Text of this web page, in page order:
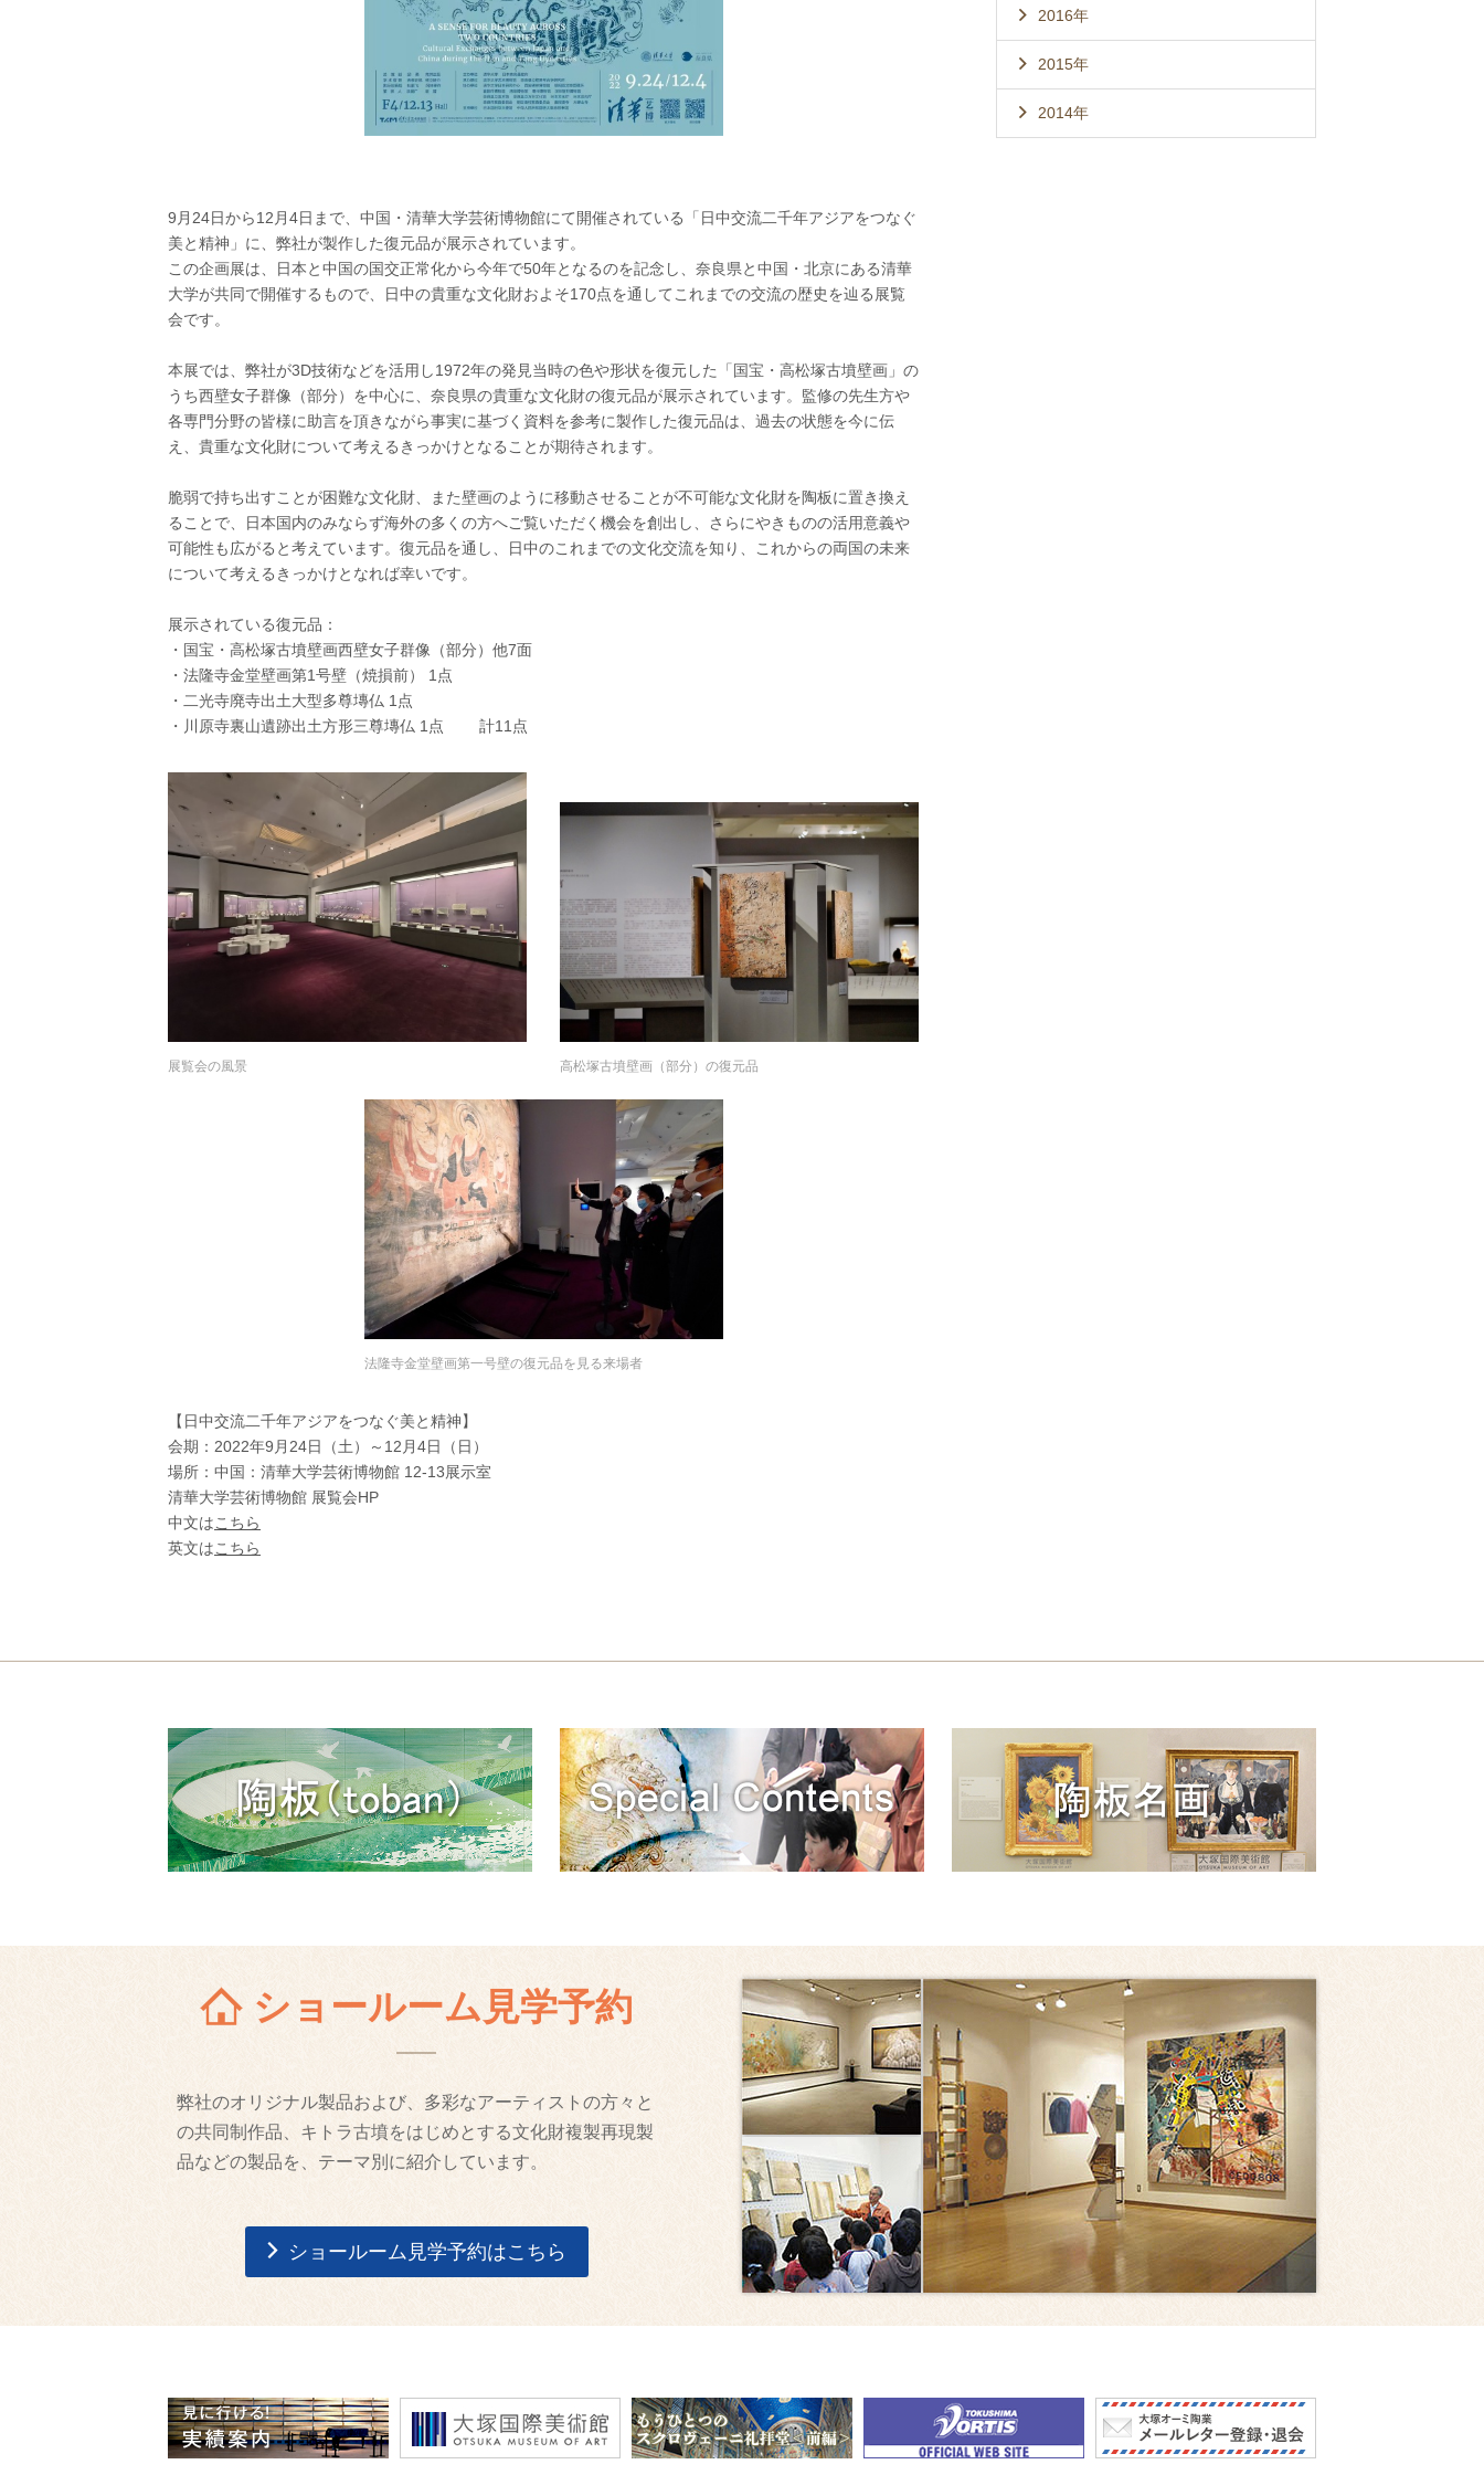
9月24日から12月4日まで、中国・清華大学芸術博物館にて開催されている「日中交流二千年アジアをつなぐ
美と精神」に、弊社が製作した復元品が展示されています。
この企画展は、日本と中国の国交正常化から今年で50年となるのを記念し、奈良県と中国・北京にある清華
大学が共同で開催するもので、日中の貴重な文化財およそ170点を通してこれまでの交流の歴史を辿る展覧
会です。
本展では、弊社が3D技術などを活用し1972年の発見当時の色や形状を復元した「国宝・高松塚古墳壁画」の
うち西壁女子群像（部分）を中心に、奈良県の貴重な文化財の復元品が展示されています。監修の先生方や
各専門分野の皆様に助言を頂きながら事実に基づく資料を参考に製作した復元品は、過去の状態を今に伝
え、貴重な文化財について考えるきっかけとなることが期待されます。
脆弱で持ち出すことが困難な文化財、また壁画のように移動させることが不可能な文化財を陶板に置き換え
ることで、日本国内のみならず海外の多くの方へご覧いただく機会を創出し、さらにやきものの活用意義や
可能性も広がると考えています。復元品を通し、日中のこれまでの文化交流を知り、これからの両国の未来
について考えるきっかけとなれば幸いです。
展示されている復元品：
・国宝・高松塚古墳壁画西壁女子群像（部分）他7面
・法隆寺金堂壁画第1号壁（焼損前） 1点
・二光寺廃寺出土大型多尊塼仏 1点
・川原寺裏山遺跡出土方形三尊塼仏 1点 計11点
展覧会の風景 高松塚古墳壁画（部分）の復元品
法隆寺金堂壁画第一号壁の復元品を見る来場者
【日中交流二千年アジアをつなぐ美と精神】
会期：2022年9月24日（土）～12月4日（日）
場所：中国：清華大学芸術博物館 12-13展示室
清華大学芸術博物館 展覧会HP
中文はこちら
英文はこちら
2016年
2015年
2014年
ショールーム見学予約
弊社のオリジナル製品および、多彩なアーティストの方々と
の共同制作品、キトラ古墳をはじめとする文化財複製再現製
品などの製品を、テーマ別に紹介しています。
ショールーム見学予約はこちら